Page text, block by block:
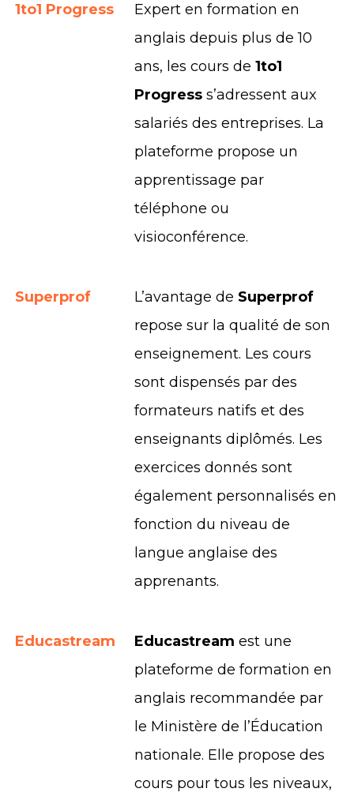
1to1 Progress
Expert en formation en
anglais depuis plus de 10
ans, les cours de 1to1
Progress s’adressent aux
salariés des entreprises. La
plateforme propose un
apprentissage par
téléphone ou
visioconférence.
Superprof L’avantage de Superprof
repose sur la qualité de son
enseignement. Les cours
sont dispensés par des
formateurs natifs et des
enseignants diplômés. Les
exercices donnés sont
également personnalisés en
fonction du niveau de
langue anglaise des
apprenants.
Educastream Educastream est une
plateforme de formation en
anglais recommandée par
le Ministère de l’Éducation
nationale. Elle propose des
cours pour tous les niveaux,